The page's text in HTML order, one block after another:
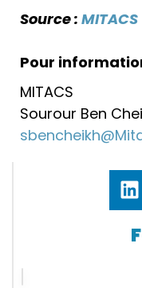
Source : MITACS
Pour
MITACS
Sourour Ben